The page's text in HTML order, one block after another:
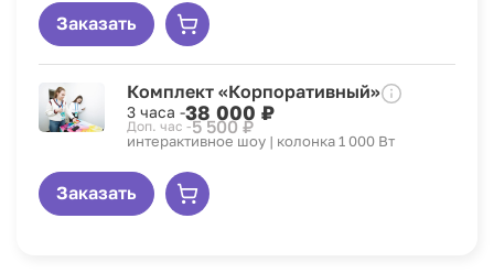
Заказать
Комплект «Корпоративный»
3 часа -38 000 ₽
Доп. час -5 500 ₽
интерактивное шоу | колонка 1 000 Вт
Заказать